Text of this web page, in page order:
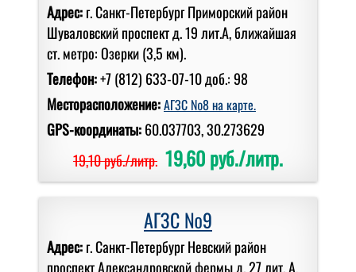
Адрес:г. Санкт-Петербург Приморский район
Шуваловский проспект д. 19 лит.А, ближайшая
ст. метро: Озерки (3,5 км).
Телефон:+7 (812) 633-07-10 доб.: 98
Месторасположение:АГЗС №8 на карте.
GPS-координаты:60.037703, 30.273629
19,10 руб./литр. 19,60 руб./литр.
АГЗС №9
Адрес:г. Санкт-Петербург Невский район
проспект Александровской фермы д. 27 лит. А,